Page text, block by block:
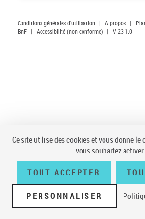
Conditions générales d'utilisation | A propos |
BnF | Accessibilité (non conforme) | V 23.1.0
Ce site utilise des cookies et vous donne le
vous souhaitez activer
TOUT ACCEPTER
PERSONNALISER